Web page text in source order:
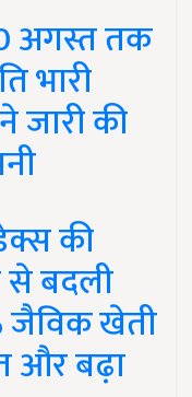
अगस्त तक
भारी
जारी की
की
से बदली
जैविक खेती
और बढ़ा